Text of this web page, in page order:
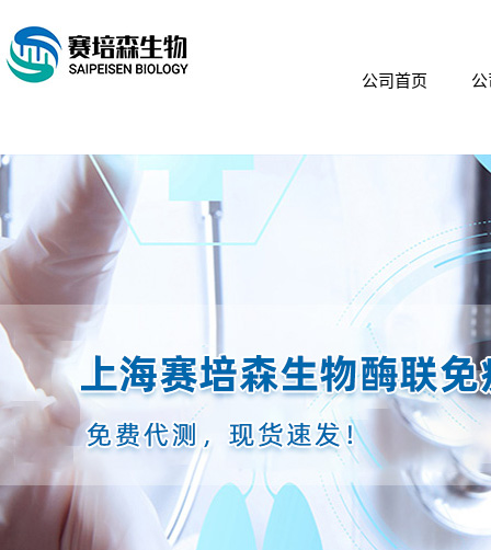
公司首页